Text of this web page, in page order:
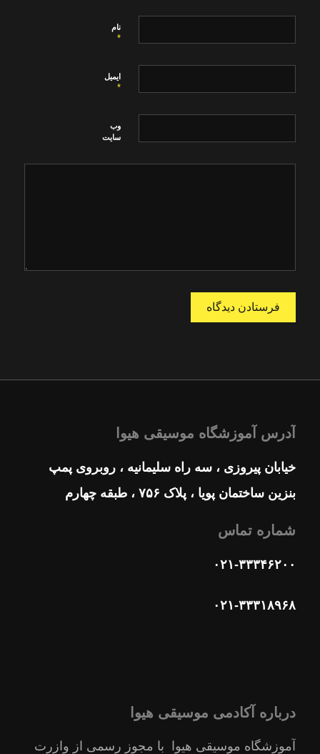
نام
*
ایمیل
*
وب‌
سایت
آدرس آموزشگاه موسیقی هیوا
خیابان پیروزی ، سه راه سلیمانیه ، روبروی پمپ
بنزین ساختمان پویا ، پلاک ۷۵۶ ، طبقه چهارم
شماره تماس
۰۲۱-۳۳۳۴۶۲۰۰
۰۲۱-۳۳۳۱۸۹۶۸
درباره آکادمی موسیقی هیوا
آموزشگاه موسیقی هیوا با مجوز رسمى از وازرت